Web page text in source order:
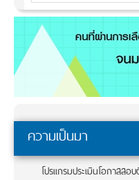
ความเป็นมา
โปรแกรมประเมินโอกาสส